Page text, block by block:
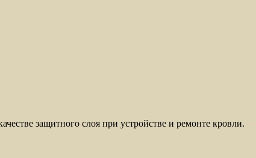
защитного слоя при устройстве и ремонте кровли.